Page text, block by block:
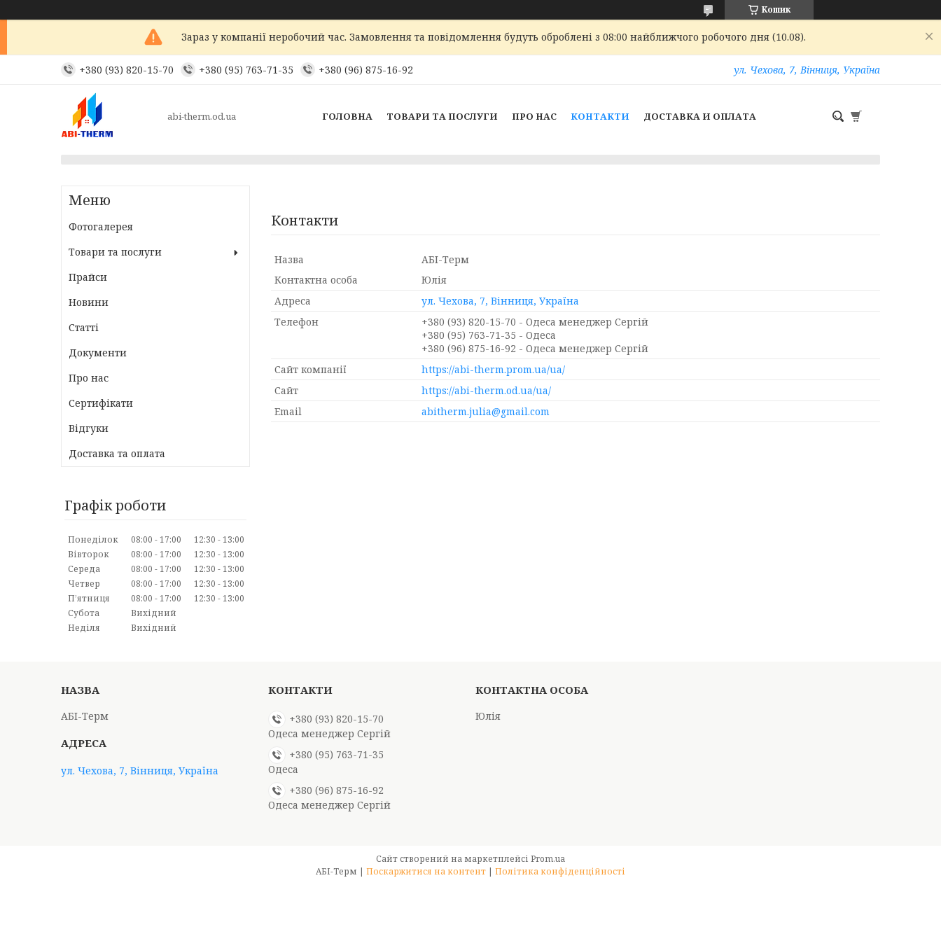
Кошик
Зараз у компанії неробочий час. Замовлення та повідомлення будуть оброблені з 08:00 найближчого робочого дня (10.08).
+380 (93) 820-15-70 +380 (95) 763-71-35 +380 (96) 875-16-92 ул. Чехова, 7, Вінниця, Україна
abi-therm.od.ua ГОЛОВНА ТОВАРИ ТА ПОСЛУГИ ПРО НАС КОНТАКТИ ДОСТАВКА И ОПЛАТА
Контакти
АБІ-Терм
Юлія
ул. Чехова, 7, Вінниця, Україна
+380 (93) 820-15-70
Одеса менеджер Сергій
+380 (95) 763-71-35
Одеса
+380 (96) 875-16-92
Одеса менеджер Сергій
https://abi-therm.prom.ua/ua/
https://abi-therm.od.ua/ua/
abitherm.julia@gmail.com
Фотогалерея
Товари та послуги
Прайси
Новини
Статті
Документи
Про нас
Сертифікати
Відгуки
Доставка та оплата
Графік роботи
Понеділок 08:00 17:00 12:30
13:00
Вівторок
08:00 17:00 12:30
13:00
Середа
08:00 17:00 12:30
13:00
Четвер
08:00 17:00 12:30
13:00
Пʼятниця
08:00 17:00 12:30
13:00
Субота
Вихідний
Неділя
Вихідний
АБІ-Терм
ул. Чехова, 7, Вінниця, Україна
+380 (93) 820-15-70
Одеса менеджер Сергій
+380 (95) 763-71-35
Одеса
+380 (96) 875-16-92
Одеса менеджер Сергій
Юлія
Сайт створений на маркетплейсі Prom.ua
АБІ-Терм | Поскаржитися на контент | Політика конфіденційності